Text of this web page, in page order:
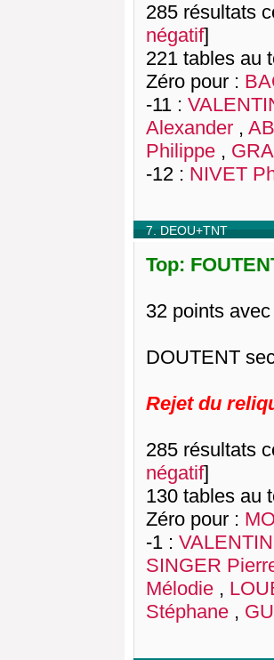
285 résultats
négatif]
221 tables au
Zéro pour :
-11 :
Alexander ,
Philippe ,
-12 : NIVET
7. DEOU+TNT
Top:
32 points
DOUTENT
Rejet du
285 résultats
négatif]
130 tables au
Zéro pour :
-1 :
SINGER
Mélodie ,
Stéphane ,